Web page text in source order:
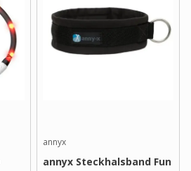
annyx
annyx Steckhalsband Fun